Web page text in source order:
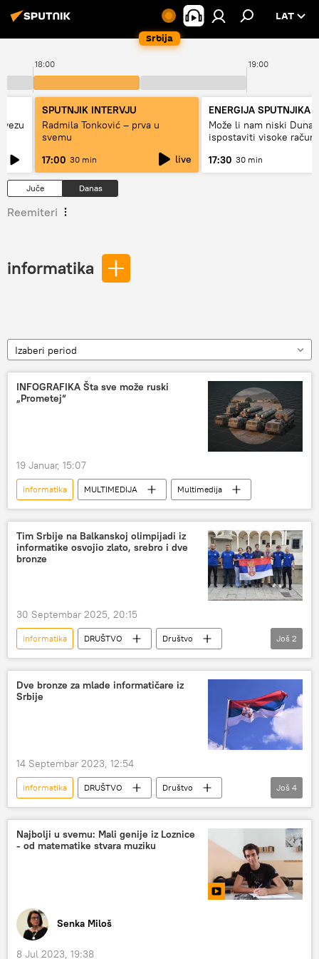
Srbija
LAT
18:00 19:00
SPUTNJIK INTERVJU
Radmila Tonković – prva u
svemu
17:00 30 min live
ENERGIJA SPUTNJIKA
Može li nam niski Dunav
ispostaviti visoke
17:30 30 min
Juče Danas
Reemiteri
informatika
Izaberi period
INFOGRAFIKA Šta sve može ruski
„Prometej“
19 Januar, 15:07
informatika MULTIMEDIJA Multimedija
Tim Srbije na Balkanskoj olimpijadi iz
informatike osvojio zlato, srebro i dve
bronze
30 Septembar 2025, 20:15
informatika DRUŠTVO
Društvo
Srbija – društvo
medalja
Još 2
Dve bronze za mlade informatičare iz
Srbije
14 Septembar 2023, 12:54
informatika DRUŠTVO
Društvo
Srbija – društvo
takmičenje
medalje
Gruzija
Još 4
Najbolji u svemu: Mali genije iz Loznice
- od matematike stvara muziku
Senka Miloš
8 Jul 2023, 19:38